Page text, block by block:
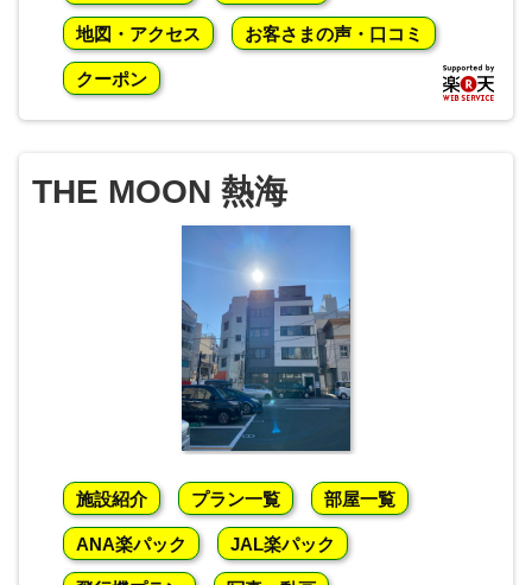
地図・アクセス お客さまの声・口コミ
クーポン
THE MOON 熱海
施設紹介 プラン一覧 部屋一覧
ANA楽パック JAL楽パック